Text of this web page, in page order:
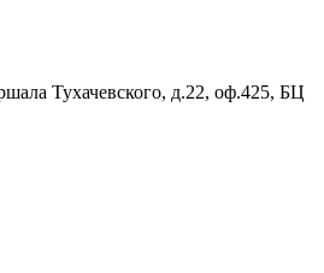
Тухачевского, д.22, оф.425, БЦ